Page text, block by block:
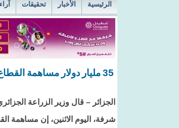
الرئيسية الأخبار تحقيقات آراء
السفير الروسي في نواكشوط يزور
قائد أركان الجيوش يعاين الخدمات
35 مليار دولار مساهمة القطاع الزراعي في الناتج الإجمالي الإقتصادي للجزائر
الجزائر – قال وزير الزراعة
شرفة، اليوم الاثنين، إن مساهمة